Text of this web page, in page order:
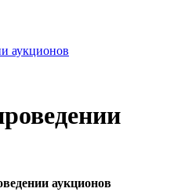
аукционов
аукционов